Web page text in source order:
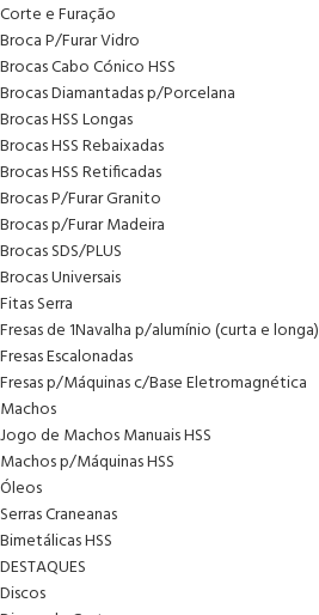
Corte e Furação
Broca P/Furar Vidro
Brocas Cabo Cónico HSS
Brocas Diamantadas p/Porcelana
Brocas HSS Longas
Brocas HSS Rebaixadas
Brocas HSS Retificadas
Brocas P/Furar Granito
Brocas p/Furar Madeira
Brocas SDS/PLUS
Brocas Universais
Fitas Serra
Fresas de 1Navalha p/alumínio (curta e longa)
Fresas Escalonadas
Fresas p/Máquinas c/Base Eletromagnética
Machos
Jogo de Machos Manuais HSS
Machos p/Máquinas HSS
Óleos
Serras Craneanas
Bimetálicas HSS
DESTAQUES
Discos